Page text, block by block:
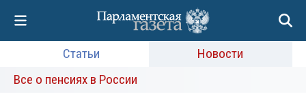
Статьи
Новости
Все о пенсиях в России